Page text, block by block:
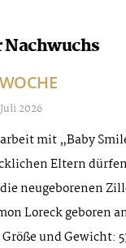
2026
mit „Baby
Eltern
neugeborenen
Loreck geboren
und Gewicht: